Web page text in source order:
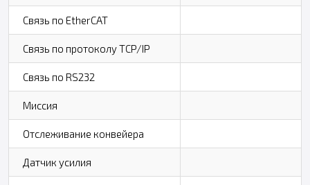
Связь по EtherCAT
Связь по протоколу TCP/IP
Связь по RS232
Миссия
Отслеживание конвейера
Датчик усилия